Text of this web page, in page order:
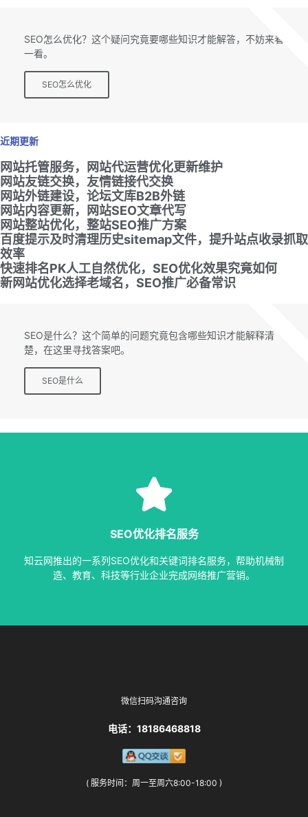
SEO怎么优化？这个疑问究竟要哪些知识才能解答，不妨来看
一看。
SEO怎么优化
SEO专题
近期更新
网站托管服务，网站代运营优化更新维护
网站友链交换，友情链接代交换
网站外链建设，论坛文库B2B外链
网站内容更新，网站SEO文章代写
网站整站优化，整站SEO推广方案
百度提示及时清理历史sitemap文件，提升站点收录抓取
效率
快速排名PK人工自然优化，SEO优化效果究竟如何
新网站优化选择老域名，SEO推广必备常识
SEO是什么？这个简单的问题究竟包含哪些知识才能解释清
楚，在这里寻找答案吧。
SEO是什么
SEO专题
SEO优化排名服务
知云网推出的一系列SEO优化和关键词排名服务，帮助机械制
造、教育、科技等行业企业完成网络推广营销。
SEO服务中心
等多种服务，从容应对各种优化需求。
SEO服务
微信扫码沟通咨询
电话：18186468818
( 服务时间：周一至周六8:00-18:00 )